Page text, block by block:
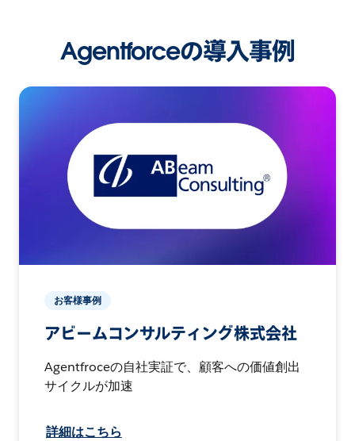
Agentforceの導入事例
お客様事例
アビームコンサルティング株式会社
Agentfroceの自社実証で、顧客への価値創出
サイクルが加速
詳細はこちら